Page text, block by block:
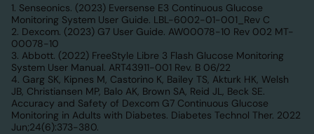
1. Senseonics. (2023) Eversense E3 Continuous Glucose
Monitoring System User Guide. LBL-6002-01-001_Rev C
2. Dexcom. (2023) G7 User Guide. AW00078-10 Rev 002 MT-
00078-10
3. Abbott. (2022) FreeStyle Libre 3 Flash Glucose Monitoring
System User Manual. ART43911-001 Rev. B 06/22
4. Garg SK, Kipnes M, Castorino K, Bailey TS, Akturk HK, Welsh
JB, Christiansen MP, Balo AK, Brown SA, Reid JL, Beck SE.
Accuracy and Safety of Dexcom G7 Continuous Glucose
Monitoring in Adults with Diabetes. Diabetes Technol Ther. 2022
Jun;24(6):373-380.